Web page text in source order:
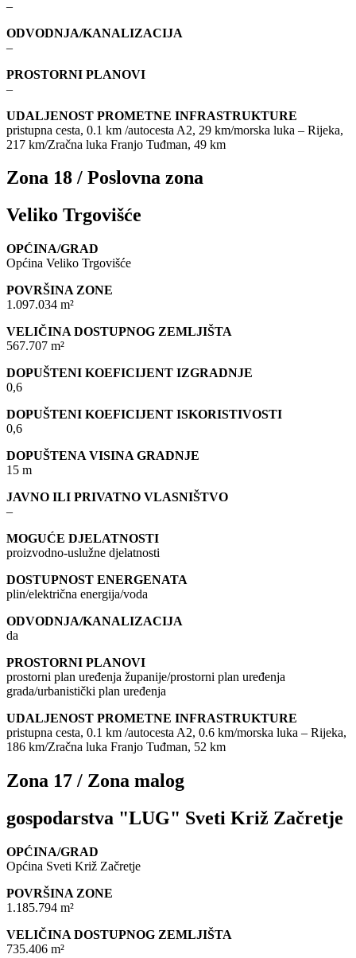
–
ODVODNJA/KANALIZACIJA
–
PROSTORNI PLANOVI
–
UDALJENOST PROMETNE INFRASTRUKTURE
pristupna cesta, 0.1 km /autocesta A2, 29 km/morska luka – Rijeka,
217 km/Zračna luka Franjo Tuđman, 49 km
Zona 18 / Poslovna zona
Veliko Trgovišće
OPĆINA/GRAD
Općina Veliko Trgovišće
POVRŠINA ZONE
1.097.034 m²
VELIČINA DOSTUPNOG ZEMLJIŠTA
567.707 m²
DOPUŠTENI KOEFICIJENT IZGRADNJE
0,6
DOPUŠTENI KOEFICIJENT ISKORISTIVOSTI
0,6
DOPUŠTENA VISINA GRADNJE
15 m
JAVNO ILI PRIVATNO VLASNIŠTVO
–
MOGUĆE DJELATNOSTI
proizvodno-uslužne djelatnosti
DOSTUPNOST ENERGENATA
plin/električna energija/voda
ODVODNJA/KANALIZACIJA
da
PROSTORNI PLANOVI
prostorni plan uređenja županije/prostorni plan uređenja
grada/urbanistički plan uređenja
UDALJENOST PROMETNE INFRASTRUKTURE
pristupna cesta, 0.1 km /autocesta A2, 0.6 km/morska luka – Rijeka,
186 km/Zračna luka Franjo Tuđman, 52 km
Zona 17 / Zona malog
gospodarstva "LUG" Sveti Križ Začretje
OPĆINA/GRAD
Općina Sveti Križ Začretje
POVRŠINA ZONE
1.185.794 m²
VELIČINA DOSTUPNOG ZEMLJIŠTA
735.406 m²